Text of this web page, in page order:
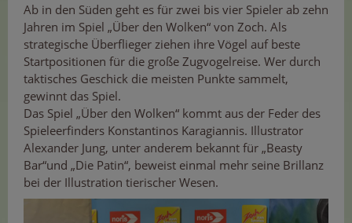
Ab in den Süden geht es für zwei bis vier Spieler ab zehn
Jahren im Spiel „Über den Wolken“ von Zoch. Als
strategische Überflieger ziehen ihre Vögel auf beste
Startpositionen für die große Zugvogelreise. Wer durch
taktisches Geschick die meisten Punkte sammelt,
gewinnt das Spiel.
Das Spiel „Über den Wolken“ kommt aus der Feder des
Spieleerfinders Konstantinos Karagiannis. Illustrator
Alexander Jung, unter anderem bekannt für „Beasty
Bar“und „Die Patin“, beweist einmal mehr seine Brillanz
bei der Illustration tierischer Wesen.